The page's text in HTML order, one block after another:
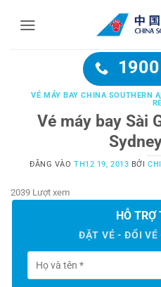
VÉ MÁY BAY CHINA SOUTHERN
RẺ
Vé máy bay Sài
ĐĂNG VÀOTH12 19, 2013 BỞI
2039 Lượt xem
HỖ TRỢ
ĐẶT VÉ - ĐỔI VÉ